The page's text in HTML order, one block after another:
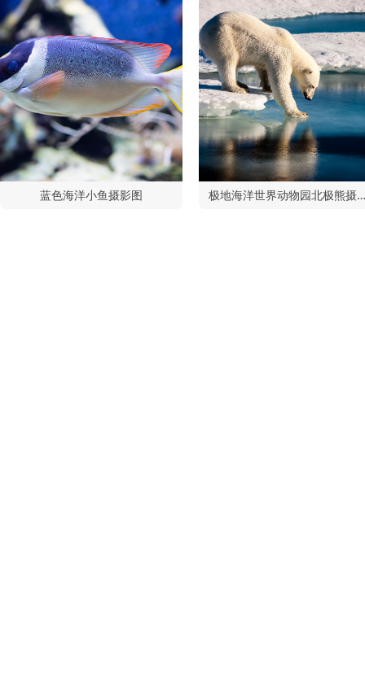
蓝色海洋小鱼摄影图 极地海洋世界动物园北极熊摄影图